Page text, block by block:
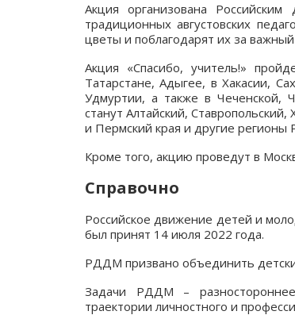
Акция организована
традиционных августовских
цветы и поблагодарят их за
Акция «Спасибо, учитель!»
Татарстане, Адыгее, в Хакасии,
Удмуртии, а также в Чеченской,
станут Алтайский,
и Пермский края и другие регионы
Кроме того, акцию проведут в
Справочно
Российское движение детей и
был принят 14 июля 2022 года.
РДДМ призвано объединить
Задачи РДДМ –
траектории личностного и